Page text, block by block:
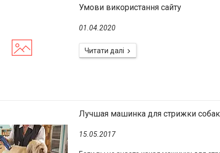
Умови використання сайту
01.04.2020
Лучшая машинка для стрижки собак
15.05.2017